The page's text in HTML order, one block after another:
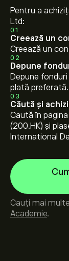
Pentru a
Ltd:
01
Creează un
Creează un
02
Depune
Depune
plată preferată.
03
Căută și
Caută în
(200.HK) și
International
Cauți mai
Academie.